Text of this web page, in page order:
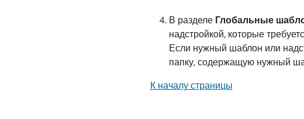
В разделе Глобальные
надстройкой, которые
Если нужный шаблон или
папку, содержащую нужный
К началу страницы